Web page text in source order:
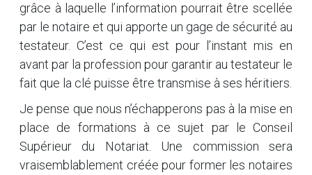
grâce à laquelle l’information pourrait être scellée
par le notaire et qui apporte un gage de sécurité au
testateur. C’est ce qui est pour l’instant mis en
avant par la profession pour garantir au testateur le
fait que la clé puisse être transmise à ses héritiers.
Je pense que nous n’échapperons pas à la mise en
place de formations à ce sujet par le Conseil
Supérieur du Notariat. Une commission sera
vraisemblablement créée pour former les notaires